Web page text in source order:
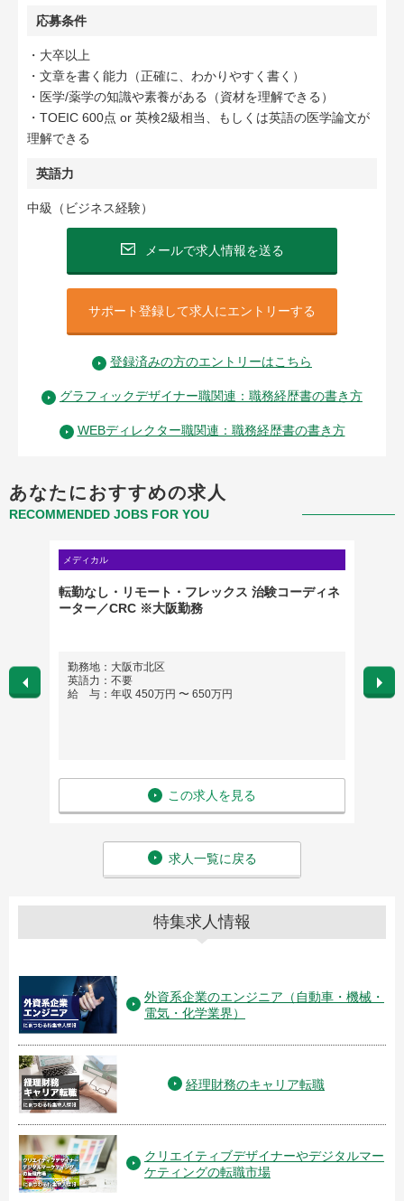
応募条件
・大卒以上
・文章を書く能力（正確に、わかりやすく書く）
・医学/薬学の知識や素養がある（資材を理解できる）
・TOEIC 600点 or 英検2級相当、もしくは英語の医学論文が
理解できる
英語力
中級（ビジネス経験）
メールで求人情報を送る
サポート登録して求人にエントリーする
登録済みの方のエントリーはこちら
グラフィックデザイナー職関連：職務経歴書の書き方
WEBディレクター職関連：職務経歴書の書き方
あなたにおすすめの求人
RECOMMENDED JOBS FOR YOU
メディカル
転勤なし・リモート・フレックス 治験コーディネ
ーター／CRC ※大阪勤務
勤務地：大阪市北区
英語力：不要
給 与：年収 450万円 〜 650万円
この求人を見る
勤務
英語
給
求人一覧に戻る
特集求人情報
外資系企業のエンジニア（自動車・機械・
電気・化学業界）
経理財務のキャリア転職
クリエイティブデザイナーやデジタルマー
ケティングの転職市場